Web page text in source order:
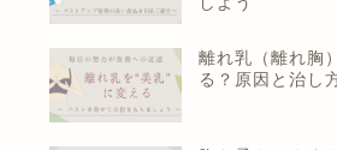
離れ乳（離れ胸
る？原因と治し